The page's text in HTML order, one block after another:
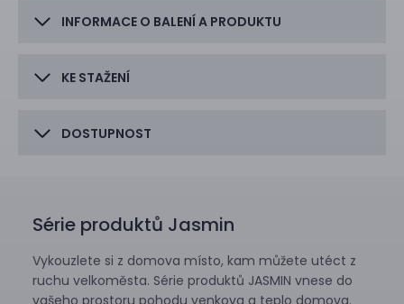
INFORMACE O BALENÍ A PRODUKTU
KE STAŽENÍ
DOSTUPNOST
Série produktů Jasmin
Vykouzlete si z domova místo, kam můžete utéct z
ruchu velkoměsta. Série produktů JASMIN vnese do